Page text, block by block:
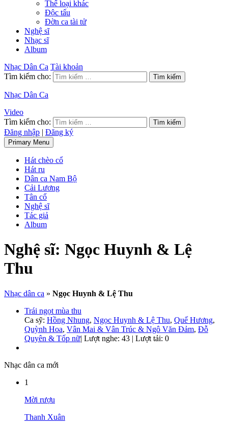
Thể loại khác
Độc tấu
Đờn ca tài tử
Nghệ sĩ
Nhạc sĩ
Album
Nhạc Dân Ca Tài khoản
Tìm kiếm cho:
Nhạc Dân Ca
Video
Tìm kiếm cho:
Đăng nhập | Đăng ký
Primary Menu
Hát chèo cổ
Hát ru
Dân ca Nam Bộ
Cải Lương
Tân cổ
Nghệ sĩ
Tác giả
Album
Nghệ sĩ: Ngọc Huynh & Lệ
Thu
Nhạc dân ca » Ngọc Huynh & Lệ Thu
Trái ngọt mùa thu
Ca sỹ: Hồng Nhung, Ngọc Huynh & Lệ Thu, Quế Hương,
Quỳnh Hoa, Vân Mai & Vân Trúc & Ngô Văn Đảm, Đỗ
Quyên & Tốp nữ| Lượt nghe: 43 | Lượt tải: 0
Nhạc dân ca mới
1
Mời rượu
Thanh Xuân